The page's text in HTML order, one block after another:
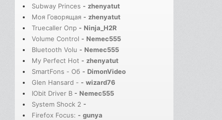
Subway Princes - zhenyatut
Моя Говорящая - zhenyatut
Truecaller Опр - Ninja_H2R
Volume Control - Nemec555
Bluetooth Volu - Nemec555
My Perfect Hot - zhenyatut
SmartFons - Об - DimonVideo
Glen Hansard - - wizard76
IObit Driver B - Nemec555
System Shock 2 -
Firefox Focus: - gunya